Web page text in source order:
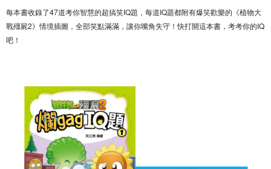
每本書收錄了47道考你智慧的超搞笑IQ題，每道IQ題都附有爆笑歡樂的《植物大
戰殭屍2》情境插圖，全部笑點滿滿，讓你嘴角失守！快打開這本書，考考你的IQ
吧！